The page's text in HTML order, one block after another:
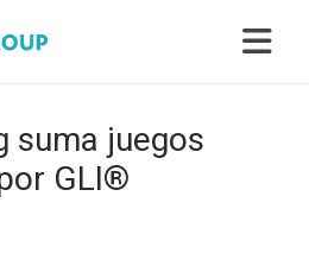
suma juegos
GLI®